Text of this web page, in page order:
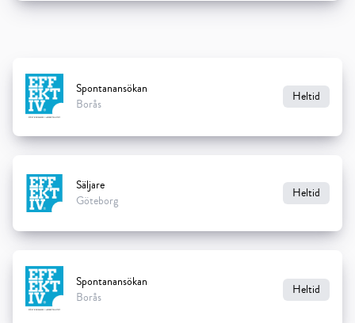
Spontanansökan
Borås
Heltid
Säljare
Göteborg
Heltid
Spontanansökan
Borås
Heltid